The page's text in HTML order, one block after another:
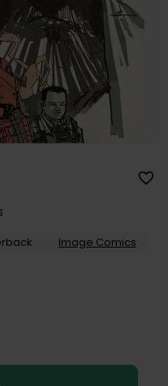
Image Comics